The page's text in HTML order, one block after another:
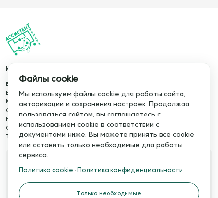
Каталог
База упражнений
База тренировок
Книги
Статьи
Новости
Обучение сервису
Тактический менеджер
Отзывы
Сотрудничество
Политика конфиденциальности
Политика cookie
Правила использования
Публичная оферта
Телефон:
Электронная почта:
Файлы cookie
Мы используем файлы cookie для работы сайта,
авторизации и сохранения настроек. Продолжая
пользоваться сайтом, вы соглашаетесь с
использованием cookie в соответствии с
документами ниже. Вы можете принять все cookie
или оставить только необходимые для работы
сервиса.
Политика cookie ·Политика конфиденциальности
Только необходимые